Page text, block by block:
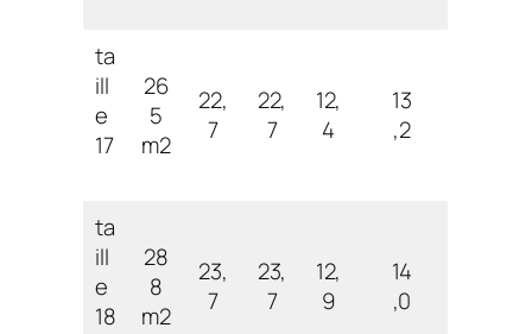
ta
ill
e
17
26
5
m2
22,
7
22,
7
12,
4
13
,2
ta
ill
e
18
28
8
m2
23,
7
23,
7
12,
9
14
,0